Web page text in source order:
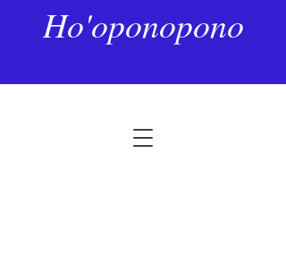
Ho'oponopono
Cesser d’interpréter la vie pour
enfin la vivre